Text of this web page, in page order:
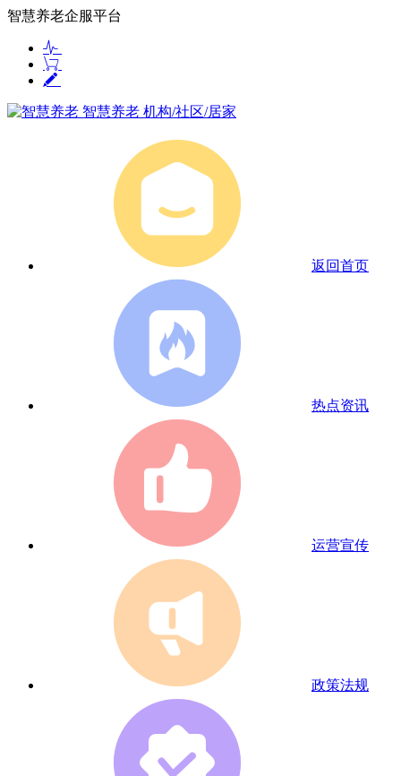
智慧养老企服平台
智慧养老 机构/社区/居家
返回首页
热点资讯
运营宣传
政策法规